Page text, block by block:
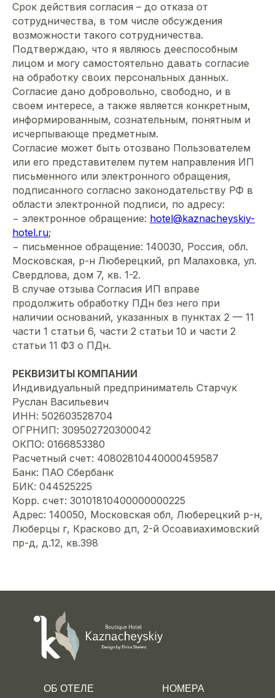
Срок действия согласия – до отказа от
сотрудничества, в том числе обсуждения
возможности такого сотрудничества.
Подтверждаю, что я являюсь дееспособным
лицом и могу самостоятельно давать согласие
на обработку своих персональных данных.
Согласие дано добровольно, свободно, и в
своем интересе, а также является конкретным,
информированным, сознательным, понятным и
исчерпывающе предметным.
Согласие может быть отозвано Пользователем
или его представителем путем направления ИП
письменного или электронного обращения,
подписанного согласно законодательству РФ в
области электронной подписи, по адресу:
− электронное обращение: hotel@kaznacheyskiy-
hotel.ru;
− письменное обращение: 140030, Россия, обл.
Московская, р-н Люберецкий, рп Малаховка, ул.
Свердлова, дом 7, кв. 1-2.
В случае отзыва Согласия ИП вправе
продолжить обработку ПДн без него при
наличии оснований, указанных в пунктах 2 — 11
части 1 статьи 6, части 2 статьи 10 и части 2
статьи 11 ФЗ о ПДн.
РЕКВИЗИТЫ КОМПАНИИ
Индивидуальный предприниматель Старчук
Руслан Васильевич
ИНН: 502603528704
ОГРНИП: 309502720300042
ОКПО: 0166853380
Расчетный счет: 40802810440000459587
Банк: ПАО Сбербанк
БИК: 044525225
Корр. счет: 30101810400000000225
Адрес: 140050, Московская обл, Люберецкий р-н,
Люберцы г, Красково дп, 2-й Осоавиахимовский
пр-д, д.12, кв.398
ОБ ОТЕЛЕ НОМЕРА